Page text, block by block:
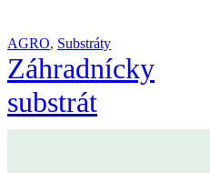
AGRO, Substráty
Záhradnícky
substrát